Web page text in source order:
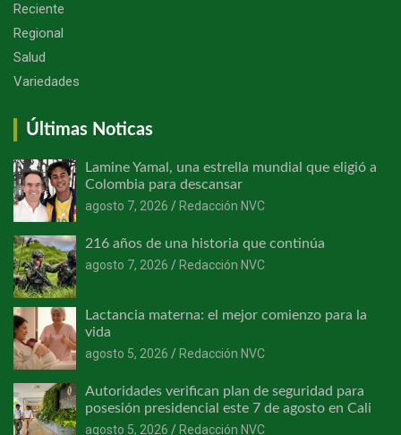
Reciente
Regional
Salud
Variedades
Últimas Noticas
Lamine Yamal, una estrella mundial que eligió a
Colombia para descansar
agosto 7, 2026
Redacción NVC
216 años de una historia que continúa
agosto 7, 2026
Redacción NVC
Lactancia materna: el mejor comienzo para la
vida
agosto 5, 2026
Redacción NVC
Autoridades verifican plan de seguridad para
posesión presidencial este 7 de agosto en Cali
agosto 5, 2026
Redacción NVC